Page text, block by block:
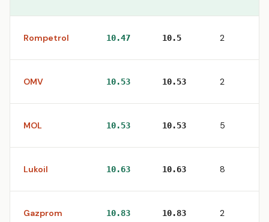
Rompetrol 10.47 10.5 2
OMV 10.53 10.53 2
MOL 10.53 10.53 5
Lukoil 10.63 10.63 8
Gazprom 10.83 10.83 2